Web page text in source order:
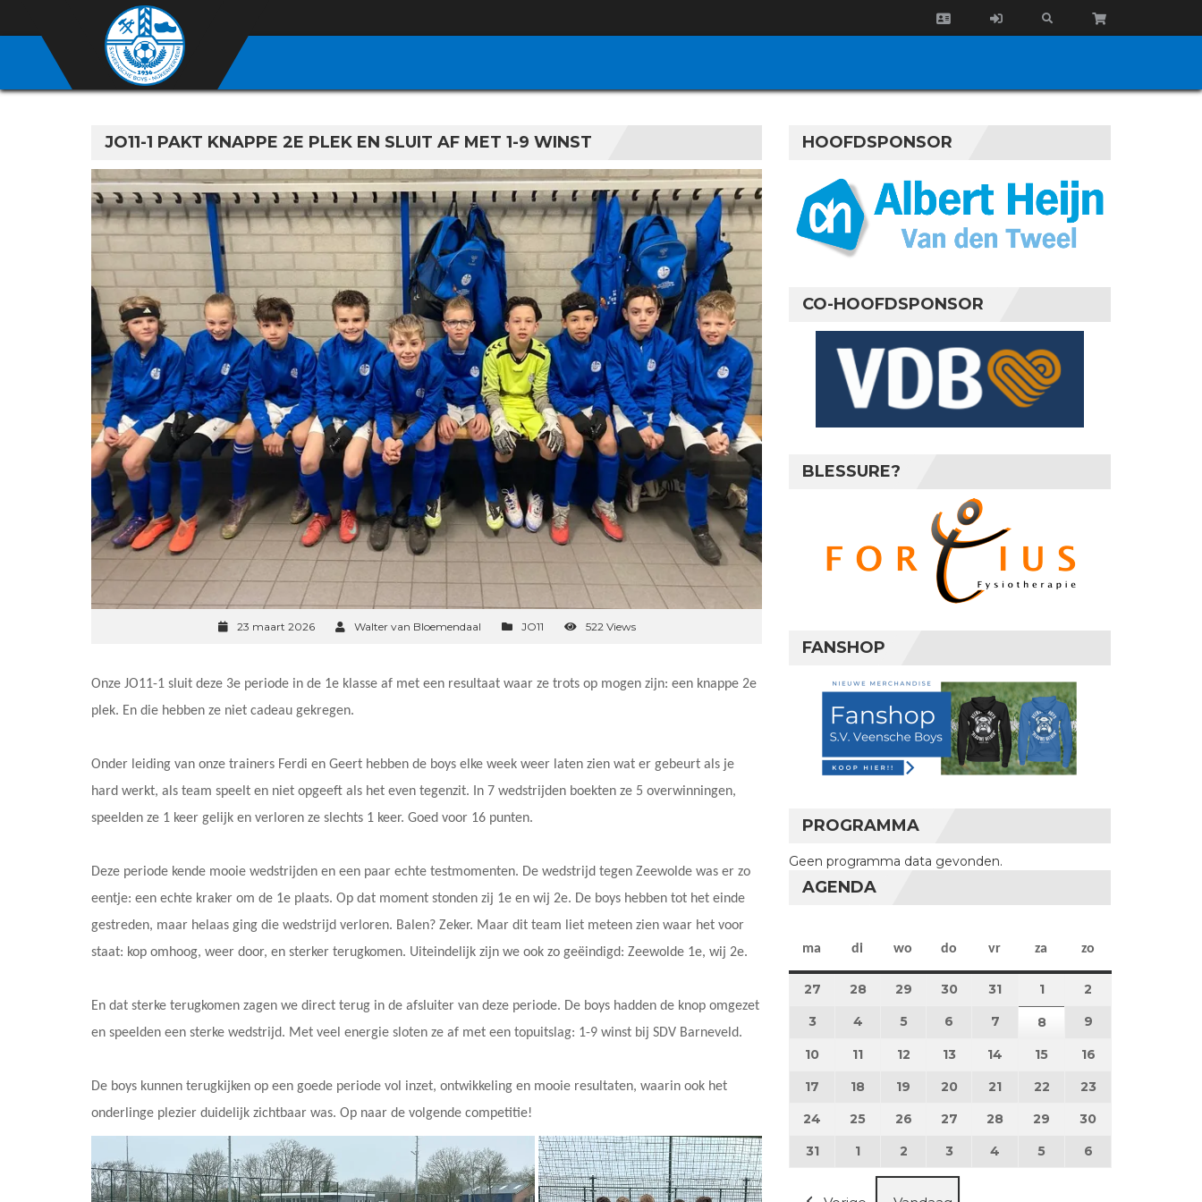
JO11-1 PAKT KNAPPE 2E PLEK EN SLUIT AF MET 1-9 WINST
23 maart 2026 Walter van Bloemendaal JO11 522 Views
Onze JO11-1 sluit deze 3e periode in de 1e klasse af met een resultaat waar ze trots op mogen zijn: een knappe 2e
plek. En die hebben ze niet cadeau gekregen.
Onder leiding van onze trainers Ferdi en Geert hebben de boys elke week weer laten zien wat er gebeurt als je
hard werkt, als team speelt en niet opgeeft als het even tegenzit. In 7 wedstrijden boekten ze 5 overwinningen,
speelden ze 1 keer gelijk en verloren ze slechts 1 keer. Goed voor 16 punten.
Deze periode kende mooie wedstrijden en een paar echte testmomenten. De wedstrijd tegen Zeewolde was er zo
eentje: een echte kraker om de 1e plaats. Op dat moment stonden zij 1e en wij 2e. De boys hebben tot het einde
gestreden, maar helaas ging die wedstrijd verloren. Balen? Zeker. Maar dit team liet meteen zien waar het voor
staat: kop omhoog, weer door, en sterker terugkomen. Uiteindelijk zijn we ook zo geëindigd: Zeewolde 1e, wij 2e.
En dat sterke terugkomen zagen we direct terug in de afsluiter van deze periode. De boys hadden de knop omgezet
en speelden een sterke wedstrijd. Met veel energie sloten ze af met een topuitslag: 1-9 winst bij SDV Barneveld.
De boys kunnen terugkijken op een goede periode vol inzet, ontwikkeling en mooie resultaten, waarin ook het
onderlinge plezier duidelijk zichtbaar was. Op naar de volgende competitie!
HOOFDSPONSOR
CO-HOOFDSPONSOR
BLESSURE?
FANSHOP
PROGRAMMA
Geen programma data gevonden.
AGENDA
ma maandag
di dinsdag
wo woensdag
do donderdag
vr vrijdag
za zaterdag
zo
27 27 juli 2026
28 28 juli 2026
29 29 juli 2026
3030 juli 2026
31 31 juli 2026
11 augustus 2026
2
3 3 augustus 2026
4 4 augustus 2026
55 augustus 2026
6 6 augustus 2026
7 7 augustus 2026
88 augustus 2026
9
10 10 augustus 2026
11 11 augustus 2026
12 12 augustus 2026
13 13 augustus 2026
14 14 augustus 2026
15 15 augustus 2026
16
17 17 augustus 2026
18 18 augustus 2026
19 19 augustus 2026
20 20 augustus 2026
21 21 augustus 2026
22 22 augustus 2026
23
24 24 augustus 2026
25 25 augustus 2026
26 26 augustus 2026
27 27 augustus 2026
28 28 augustus 2026
29 29 augustus 2026
30
3131 augustus 2026
1 1 september 2026
2 2 september 2026
3 3 september 2026
4 4 september 2026
5 5 september 2026
6